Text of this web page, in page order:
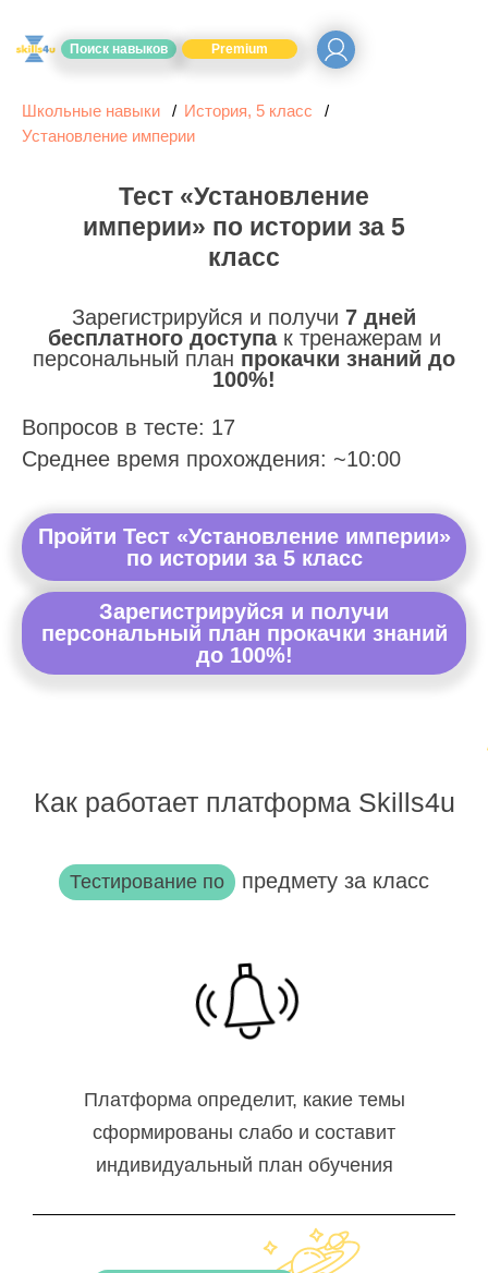
Поиск навыков Premium
Школьные навыки
История, 5 класс
Установление империи
Тест «Установление
империи» по истории за 5
класс
Зарегистрируйся и получи 7 дней
бесплатного доступак тренажерам и
персональный план прокачки знаний до
100%!
Вопросов в тесте: 17
Среднее время прохождения: ~10:00
Пройти Тест «Установление империи»
по истории за 5 класс
Зарегистрируйся и получи
персональный план прокачки знаний
до 100%!
Как работает платформа Skills4u
Тестирование по предмету за класс
Платформа определит, какие темы
сформированы слабо и составит
индивидуальный план обучения